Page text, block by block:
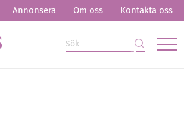
Annonsera Om oss Kontakta oss